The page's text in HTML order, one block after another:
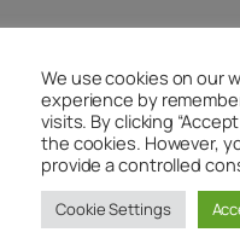
M
We use cookies on our
experience by
visits. By clicking
the cookies. However,
provide a controlled
Cookie Settings